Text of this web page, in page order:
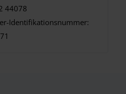
44078
Identifikationsnummer: